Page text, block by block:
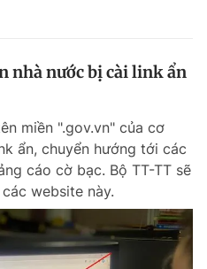
nhà nước bị cài link ẩn
miền ".gov.vn" của cơ
ẩn, chuyển hướng tới các
cáo cờ bạc. Bộ TT-TT sẽ
website này.